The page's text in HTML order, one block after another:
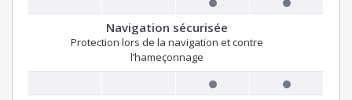
Navigation sécurisée
Protection lors de la navigation et contre
l’hameçonnage